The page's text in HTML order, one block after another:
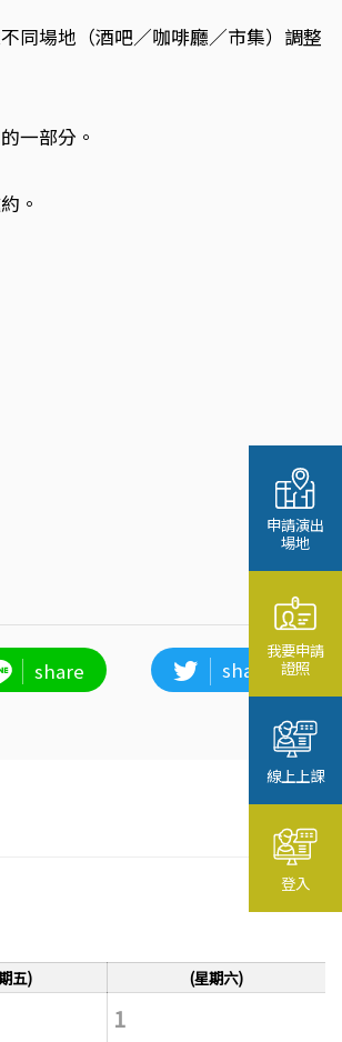
同場地（酒吧／咖啡廳／市集）調整
一部分。
。
share share
五) (星期六)
1
申請演出
場地
我要申請
證照
線上上課
登入